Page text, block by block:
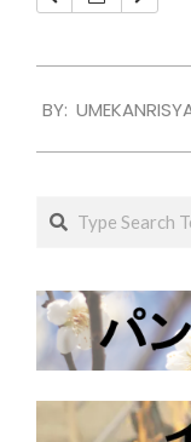
01-
BY:
Search